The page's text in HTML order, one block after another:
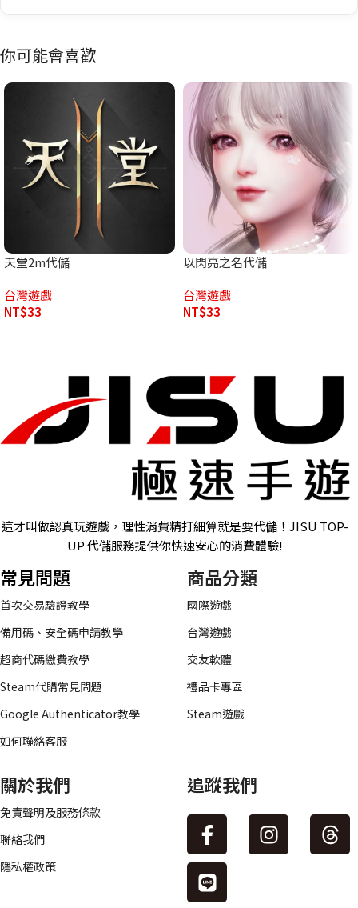
你可能會喜歡
天堂2m代儲
台灣遊戲
NT$33
以閃亮之名代儲
台灣遊戲
NT$33
這才叫做認真玩遊戲，理性消費精打細算就是要代儲！JISU TOP-
UP 代儲服務提供你快速安心的消費體驗!
常見問題
首次交易驗證教學
備用碼、安全碼申請教學
超商代碼繳費教學
Steam代購常見問題
Google Authenticator教學
如何聯絡客服
商品分類
國際遊戲
台灣遊戲
交友軟體
禮品卡專區
Steam遊戲
關於我們
免責聲明及服務條款
聯絡我們
隱私權政策
追蹤我們